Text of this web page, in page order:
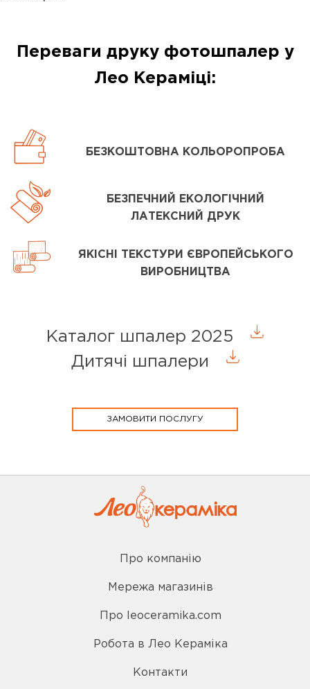
Переваги друку фотошпалер у
Лео Кераміці:
БЕЗКОШТОВНА КОЛЬОРОПРОБА
БЕЗПЕЧНИЙ ЕКОЛОГІЧНИЙ
ЛАТЕКСНИЙ ДРУК
ЯКІСНІ ТЕКСТУРИ ЄВРОПЕЙСЬКОГО
ВИРОБНИЦТВА
Каталог шпалер 2025
Дитячі шпалери
ЗАМОВИТИ ПОСЛУГУ
Про компанію
Мережа магазинів
Про leoceramika.com
Робота в Лео Кераміка
Контакти